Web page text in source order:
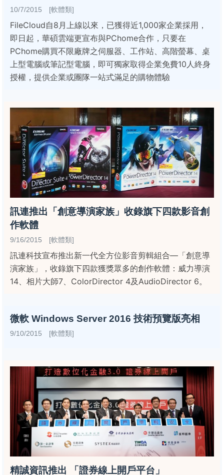
10/7/2015 [軟體類]
FileCloud自8月上線以來，已獲得近1,000家企業採用，
即日起，華碩雲端更宣布與PChome合作，只要在
PChome購買不限廠牌之伺服器、工作站、高階螢幕、桌
上型電腦或筆記型電腦，即可獨家取得企業免費10人終身
授權，提供企業或團隊一站式滿足的購物體驗
訊連推出「創意導演家族」收錄旗下四款影音創
作軟體
9/16/2015 [軟體類]
訊連科技宣布推出新一代全方位影音剪輯組合—「創意導
演家族」，收錄旗下四款獲獎眾多的創作軟體：威力導演
14、相片大師7、ColorDirector 4及AudioDirector 6。
微軟 Windows Server 2016 技術預覽版亮相
9/10/2015 [軟體類]
精誠資訊推出 「證券線上開戶平台」